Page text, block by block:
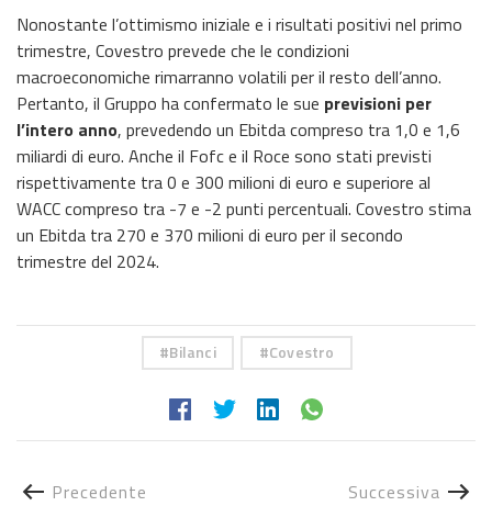
Nonostante l’ottimismo iniziale e i risultati positivi nel primo
trimestre, Covestro prevede che le condizioni
macroeconomiche rimarranno volatili per il resto dell’anno.
Pertanto, il Gruppo ha confermato le sue previsioni per
l’intero anno, prevedendo un Ebitda compreso tra 1,0 e 1,6
miliardi di euro. Anche il Fofc e il Roce sono stati previsti
rispettivamente tra 0 e 300 milioni di euro e superiore al
WACC compreso tra -7 e -2 punti percentuali. Covestro stima
un Ebitda tra 270 e 370 milioni di euro per il secondo
trimestre del 2024.
Bilanci Covestro
Precedente Successiva